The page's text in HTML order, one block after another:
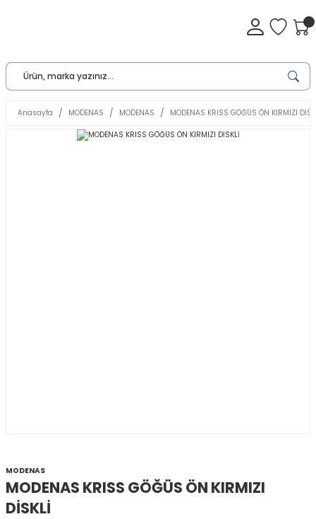
Anasayfa MODENAS MODENAS MODENAS KRISS GÖĞÜS ÖN KIRMIZI
MODENAS
MODENAS KRISS GÖĞÜS ÖN KIRMIZI
DİSKLİ